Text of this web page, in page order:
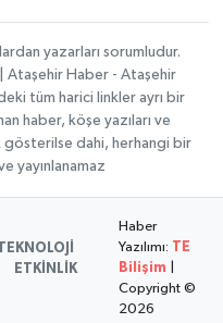
yazarları sorumludur.
Ataşehir Haber - Ataşehir
tüm harici linkler ayrı bir
haber, köşe yazıları ve
gösterilse dahi, herhangi bir
yayınlanamaz
ETKİNLİK
Haber
Yazılımı: TE
Bilişim
Copyright ©
2026